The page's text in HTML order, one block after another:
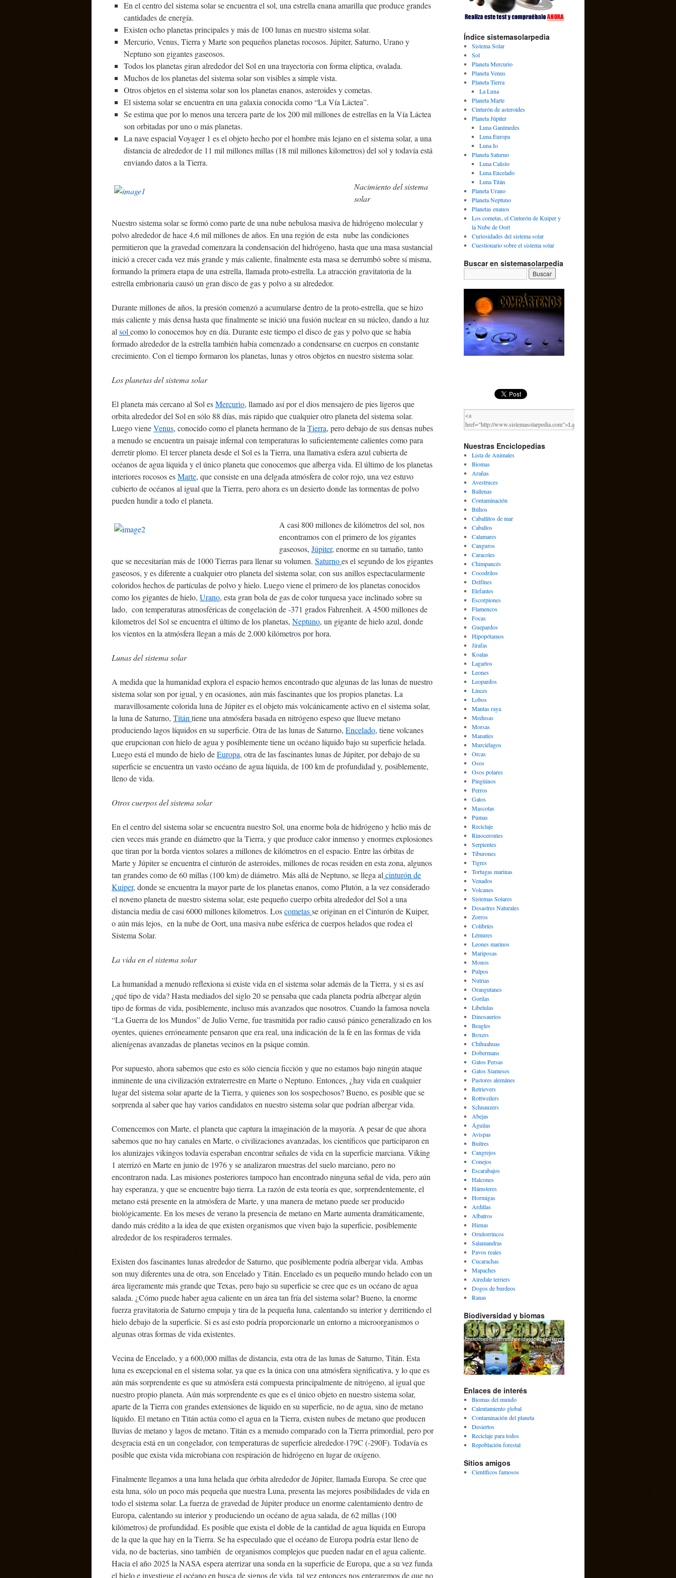
En el centro del sistema solar se encuentra el sol, una estrella enana amarilla que produce grandes
cantidades de energía.
Existen ocho planetas principales y más de 100 lunas en nuestro sistema solar.
Mercurio, Venus, Tierra y Marte son pequeños planetas rocosos. Júpiter, Saturno, Urano y
Neptuno son gigantes gaseosos.
Todos los planetas giran alrededor del Sol en una trayectoria con forma elíptica, ovalada.
Muchos de los planetas del sistema solar son visibles a simple vista.
Otros objetos en el sistema solar son los planetas enanos, asteroides y cometas.
El sistema solar se encuentra en una galaxia conocida como “La Vía Láctea”.
Se estima que por lo menos una tercera parte de los 200 mil millones de estrellas en la Vía Láctea
son orbitadas por uno o más planetas.
La nave espacial Voyager 1 es el objeto hecho por el hombre más lejano en el sistema solar, a una
distancia de alrededor de 11 mil millones millas (18 mil millones kilometros) del sol y todavía está
enviando datos a la Tierra.
Nacimiento del sistema
solar
Nuestro sistema solar se formó como parte de una nube nebulosa masiva de hidrógeno molecular y
polvo alrededor de hace 4,6 mil millones de años. En una región de esta nube las condiciones
permitieron que la gravedad comenzara la condensación del hidrógeno, hasta que una masa sustancial
inició a crecer cada vez más grande y más caliente, finalmente esta masa se derrumbó sobre sí misma,
formando la primera etapa de una estrella, llamada proto-estrella. La atracción gravitatoria de la
estrella embrionaria causó un gran disco de gas y polvo a su alrededor.
Durante millones de años, la presión comenzó a acumularse dentro de la proto-estrella, que se hizo
más caliente y más densa hasta que finalmente se inició una fusión nuclear en su núcleo, dando a luz
al sol como lo conocemos hoy en día. Durante este tiempo el disco de gas y polvo que se había
formado alrededor de la estrella también había comenzado a condensarse en cuerpos en constante
crecimiento. Con el tiempo formaron los planetas, lunas y otros objetos en nuestro sistema solar.
Los planetas del sistema solar
El planeta más cercano al Sol esMercurio, llamado así por el dios mensajero de pies ligeros que
orbita alrededor del Sol en sólo 88 días, más rápido que cualquier otro planeta del sistema solar.
Luego vieneVenus, conocido como el planeta hermano de la Tierra, pero debajo de sus densas nubes
a menudo se encuentra un paisaje infernal con temperaturas lo suficientemente calientes como para
derretir plomo. El tercer planeta desde el Sol es la Tierra, una llamativa esfera azul cubierta de
océanos de agua líquida y el único planeta que conocemos que alberga vida. El último de los planetas
interiores rocosos esMarte, que consiste en una delgada atmósfera de color rojo, una vez estuvo
cubierto de océanos al igual que la Tierra, pero ahora es un desierto donde las tormentas de polvo
pueden hundir a todo el planeta.
A casi 800 millones de kilómetros del sol, nos
encontramos con el primero de los gigantes
gaseosos, Júpiter, enorme en su tamaño, tanto
que se necesitarían más de 1000 Tierras para llenar su volumen. Saturnoes el segundo de los gigantes
gaseosos, y es diferente a cualquier otro planeta del sistema solar, con sus anillos espectacularmente
coloridos hechos de partículas de polvo y hielo. Luego viene el primero de los planetas conocidos
como los gigantes de hielo, Urano, esta gran bola de gas de color turquesa yace inclinado sobre su
lado, con temperaturas atmosféricas de congelación de -371 grados Fahrenheit. A 4500 millones de
kilometros del Sol se encuentra el último de los planetas, Neptuno, un gigante de hielo azul, donde
los vientos en la atmósfera llegan a más de 2.000 kilómetros por hora.
Lunas del sistema solar
A medida que la humanidad explora el espacio hemos encontrado que algunas de las lunas de nuestro
sistema solar son por igual, y en ocasiones, aún más fascinantes que los propios planetas. La
maravillosamente colorida luna de Júpiter es el objeto más volcánicamente activo en el sistema solar,
la luna de Saturno, Titán tiene una atmósfera basada en nitrógeno espeso que llueve metano
produciendo lagos líquidos en su superficie. Otra de las lunas de Saturno, Encelado, tiene volcanes
que erupcionan con hielo de agua y posiblemente tiene un océano líquido bajo su superficie helada.
Luego está el mundo de hielo deEuropa, otra de las fascinantes lunas de Júpiter, por debajo de su
superficie se encuentra un vasto océano de agua líquida, de 100 km de profundidad y, posiblemente,
lleno de vida.
Otros cuerpos del sistema solar
En el centro del sistema solar se encuentra nuestro Sol, una enorme bola de hidrógeno y helio más de
cien veces más grande en diámetro que la Tierra, y que produce calor inmenso y enormes explosiones
que tiran por la borda vientos solares a millones de kilómetros en el espacio. Entre las órbitas de
Marte y Júpiter se encuentra el cinturón de asteroides, millones de rocas residen en esta zona, algunos
tan grandes como de 60 millas (100 km) de diámetro. Más allá de Neptuno, se llega al cinturón de
Kuiper, donde se encuentra la mayor parte de los planetas enanos, como Plutón, a la vez considerado
el noveno planeta de nuestro sistema solar, este pequeño cuerpo orbita alrededor del Sol a una
distancia media de casi 6000 millones kilometros. Loscometasse originan en el Cinturón de Kuiper,
o aún más lejos, en la nube de Oort, una masiva nube esférica de cuerpos helados que rodea el
Sistema Solar.
La vida en el sistema solar
La humanidad a menudo reflexiona si existe vida en el sistema solar además de la Tierra, y si es así
¿qué tipo de vida? Hasta mediados del siglo 20 se pensaba que cada planeta podría albergar algún
tipo de formas de vida, posiblemente, incluso más avanzados que nosotros. Cuando la famosa novela
“La Guerra de los Mundos” de Julio Verne, fue trasmitida por radio causó pánico generalizado en los
oyentes, quienes erróneamente pensaron que era real, una indicación de la fe en las formas de vida
alienígenas avanzadas de planetas vecinos en la psique común.
Por supuesto, ahora sabemos que esto es sólo ciencia ficción y que no estamos bajo ningún ataque
inminente de una civilización extraterrestre en Marte o Neptuno. Entonces, ¿hay vida en cualquier
lugar del sistema solar aparte de la Tierra, y quienes son los sospechosos? Bueno, es posible que se
sorprenda al saber que hay varios candidatos en nuestro sistema solar que podrían albergar vida.
Comencemos con Marte, el planeta que captura la imaginación de la mayoría. A pesar de que ahora
sabemos que no hay canales en Marte, o civilizaciones avanzadas, los científicos que participaron en
los alunizajes vikingos todavía esperaban encontrar señales de vida en la superficie marciana. Viking
1 aterrizó en Marte en junio de 1976 y se analizaron muestras del suelo marciano, pero no
encontraron nada. Las misiones posteriores tampoco han encontrado ninguna señal de vida, pero aún
hay esperanza, y que se encuentre bajo tierra. La razón de esta teoría es que, sorprendentemente, el
metano está presente en la atmósfera de Marte, y una manera de metano puede ser producido
biológicamente. En los meses de verano la presencia de metano en Marte aumenta dramáticamente,
dando más crédito a la idea de que existen organismos que viven bajo la superficie, posiblemente
alrededor de los respiraderos termales.
Existen dos fascinantes lunas alrededor de Saturno, que posiblemente podría albergar vida. Ambas
son muy diferentes una de otra, son Encelado y Titán. Encelado es un pequeño mundo helado con un
área ligeramente más grande que Texas, pero bajo su superficie se cree que es un océano de agua
salada. ¿Cómo puede haber agua caliente en un área tan fría del sistema solar? Bueno, la enorme
fuerza gravitatoria de Saturno empuja y tira de la pequeña luna, calentando su interior y derritiendo el
hielo debajo de la superficie. Si es así esto podría proporcionarle un entorno a microorganismos o
algunas otras formas de vida existentes.
Vecina de Encelado, y a 600,000 millas de distancia, esta otra de las lunas de Saturno, Titán. Esta
luna es excepcional en el sistema solar, ya que es la única con una atmósfera significativa, y lo que es
aún más sorprendente es que su atmósfera está compuesta principalmente de nitrógeno, al igual que
nuestro propio planeta. Aún más sorprendente es que es el único objeto en nuestro sistema solar,
aparte de la Tierra con grandes extensiones de líquido en su superficie, no de agua, sino de metano
líquido. El metano en Titán actúa como el agua en la Tierra, existen nubes de metano que producen
lluvias de metano y lagos de metano. Titán es a menudo comparado con la Tierra primordial, pero por
desgracia está en un congelador, con temperaturas de superficie alrededor-179C (-290F). Todavía es
posible que exista vida microbiana con respiración de hidrógeno en lugar de oxígeno.
Finalmente llegamos a una luna helada que órbita alrededor de Júpiter, llamada Europa. Se cree que
esta luna, sólo un poco más pequeña que nuestra Luna, presenta las mejores posibilidades de vida en
todo el sistema solar. La fuerza de gravedad de Júpiter produce un enorme calentamiento dentro de
Europa, calentando su interior y produciendo un océano de agua salada, de 62 millas (100
kilómetros) de profundidad. Es posible que exista el doble de la cantidad de agua líquida en Europa
de la que la que hay en la Tierra. Se ha especulado que el océano de Europa podría estar lleno de
vida, no de bacterias, sino también de organismos complejos que pueden nadar en el agua caliente.
Hacia el año 2025 la NASA espera aterrizar una sonda en la superficie de Europa, que a su vez funda
el hielo e investigue el océano en busca de signos de vida, tal vez entonces nos enteraremos de que no
Índice sistemasolarpedia
Sistema Solar
Sol
Planeta Mercurio
Planeta Venus
Planeta Tierra
La Luna
Planeta Marte
Cinturón de asteroides
Planeta Júpiter
Luna Ganímedes
Luna Europa
Luna Io
Planeta Saturno
Luna Calisto
Luna Encelado
Luna Titán
Planeta Urano
Planeta Neptuno
Planetas enanos
Los cometas, el Cinturón de Kuiper y
la Nube de Oort
Curiosidades del sistema solar
Cuestionario sobre el sistema solar
Buscar en sistemasolarpedia
Nuestras Enciclopedias
Lista de Animales
Biomas
Arañas
Avestruces
Ballenas
Contaminación
Búhos
Caballitos de mar
Caballos
Calamares
Canguros
Caracoles
Chimpancés
Cocodrilos
Delfínes
Elefantes
Escorpiones
Flamencos
Focas
Guepardos
Hipopótamos
Jirafas
Koalas
Lagartos
Leones
Leopardos
Linces
Lobos
Mantas raya
Medusas
Morsas
Manatíes
Murciélagos
Orcas
Osos
Osos polares
Pingüinos
Perros
Gatos
Mascotas
Pumas
Reciclaje
Rinocerontes
Serpientes
Tiburones
Tigres
Tortugas marinas
Venados
Volcanes
Sistemas Solares
Desastres Naturales
Zorros
Colibríes
Lémures
Leones marinos
Mariposas
Monos
Pulpos
Nutrias
Orangutanes
Gorilas
Libelulas
Dinosaurios
Beagles
Boxers
Chihuahuas
Dobermans
Gatos Persas
Gatos Siameses
Pastores alemánes
Retrievers
Rottweilers
Schnauzers
Abejas
Águilas
Avispas
Buitres
Cangrejos
Conejos
Escarabajos
Halcones
Hámsteres
Hormigas
Ardillas
Albatros
Hienas
Ornitorrincos
Salamandras
Pavos reales
Cucarachas
Mapaches
Airedale terriers
Dogos de burdeos
Ranas
Biodiversidad y biomas
Enlaces de interés
Biomas del mundo
Calentamiento global
Contaminación del planeta
Desiertos
Reciclaje para todos
Repoblación forestal
Sitios amigos
Científicos famosos